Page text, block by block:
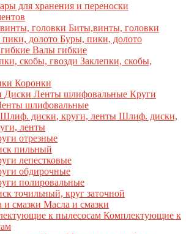
для хранения и переноски
Биты,винты, головки
Буры, пики, долото
Валы гибкие
Заклепки, скобы,
Коронки
Круги
шлифовальные
Шлиф. диски,
ленты
отрезные
пильный
лепестковые
обдирочные
полировальные
точильный, круг заточной
Масла и смазки
Комплектующие к